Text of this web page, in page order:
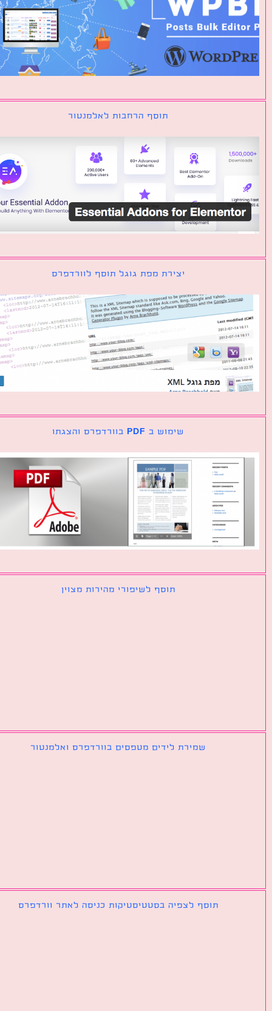
תוסף הרחבות לאלמנטור
יצירת מפת גוגל תוסף לוורדפרס
שימוש ב PDF בוורדפרס והצגתו
תוסף לשיפורי מהירות מצוין
שמירת לידים מטפסים בוורדפרס ואלמנטור
תוסף לצפיה בסטטיסטיקות כניסה לאתר וורדפרס